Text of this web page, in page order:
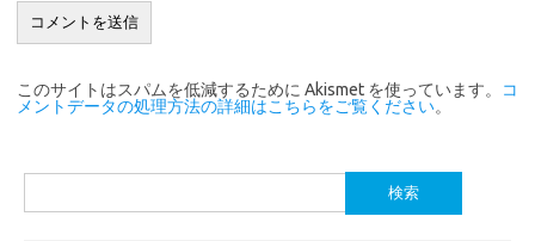
このサイトはスパムを低減するために Akismet を使っています。
コ
メントデータの処理方法の詳細はこちらをご覧ください。
索: